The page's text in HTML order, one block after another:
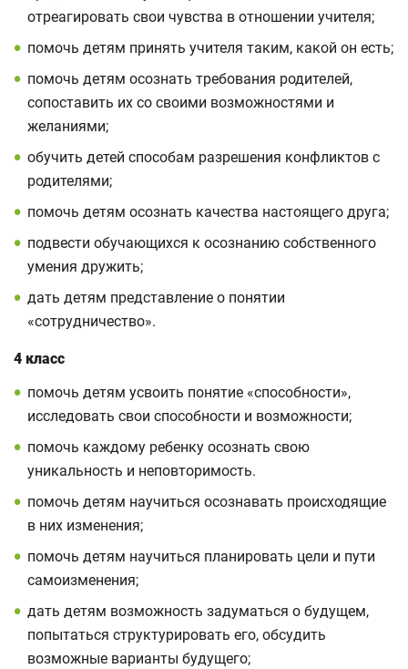
отреагировать свои чувства в отношении учителя;
помочь детям принять учителя таким, какой он есть;
помочь детям осознать требования родителей,
сопоставить их со своими возможностями и
желаниями;
обучить детей способам разрешения конфликтов с
родителями;
помочь детям осознать качества настоящего друга;
подвести обучающихся к осознанию собственного
умения дружить;
дать детям представление о понятии
«сотрудничество».
4 класс
помочь детям усвоить понятие «способности»,
исследовать свои способности и возможности;
помочь каждому ребенку осознать свою
уникальность и неповторимость.
помочь детям научиться осознавать происходящие
в них изменения;
помочь детям научиться планировать цели и пути
самоизменения;
дать детям возможность задуматься о будущем,
попытаться структурировать его, обсудить
возможные варианты будущего;